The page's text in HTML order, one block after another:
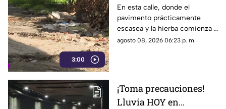
3:00
vialidad y basura por
todas partes
En esta calle, donde el
pavimento prácticamente
escasea y la hierba comienza a
ganar terreno, los vecinos
resultados.
agosto 08, 2026 06:23 p. m.
¡Toma precauciones!
Lluvia HOY en